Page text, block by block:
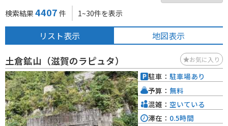
検索結果 4407 件 1~30件を表示
リスト表示 地図表示
土倉鉱山（滋賀のラピュタ） お気に入り
駐車： 駐車場あり
予算： 無料
混雑： 空いている
滞在： 0.5時間